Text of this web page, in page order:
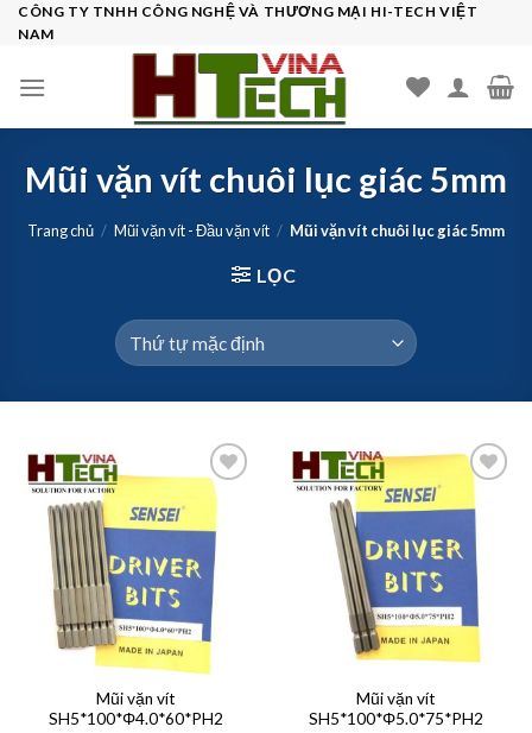
SkipCÔNG TY TNHH CÔNG NGHỆ VÀ THƯƠNG MẠI HI-TECH VIỆT
NAM
Mũi vặn vít chuôi lục giác 5mm
Trang chủ / Mũi vặn vít - Đầu vặn vít / Mũi vặn vít chuôi lục giác 5mm
LỌC
Add to
wishlist
Mũi vặn vít
SH5*100*Φ4.0*60*PH2
wishlist
Mũi vặn vít
SH5*100*Φ5.0*75*PH2